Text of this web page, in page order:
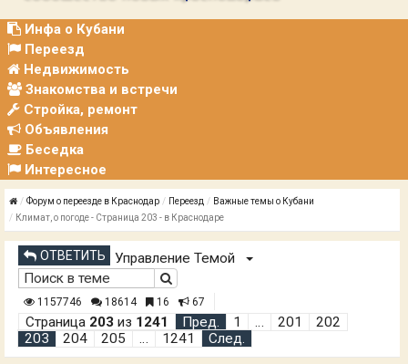
Инфа о Кубани
Переезд
Недвижимость
Знакомства и встречи
Стройка, ремонт
Объявления
Беседка
Интересное
Форум о переезде в Краснодар Переезд
Важные темы о Кубани
Климат, о погоде - Страница 203 - в Краснодаре
ОТВЕТИТЬ Управление Темой
1157746 18614 16 67
Страница 203 из 1241 Пред. 1 … 201
202
203
204 205 … 1241 След.